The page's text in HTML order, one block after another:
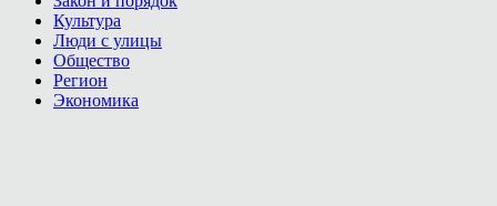
Культура
Люди с улицы
Общество
Регион
Экономика